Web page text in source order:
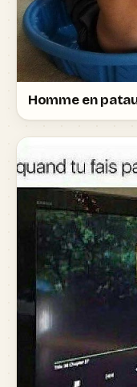
Homme en